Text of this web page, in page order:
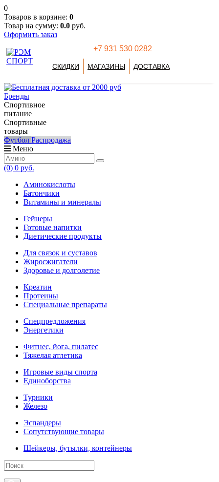
0
Товаров в корзине: 0
Товар на сумму: 0.0 руб.
Оформить заказ
+7 931 530 0282
СКИДКИ МАГАЗИНЫ ДОСТАВКА
Бренды
Спортивное
питание
Спортивные
товары
Футбол Распродажа
Меню
(0) 0 руб.
Аминокислоты
Батончики
Витамины и минералы
Гейнеры
Готовые напитки
Диетические продукты
Для связок и суставов
Жиросжигатели
Здоровье и долголетие
Креатин
Протеины
Специальные препараты
Спецпредложения
Энергетики
Фитнес, йога, пилатес
Тяжелая атлетика
Игровые виды спорта
Единоборства
Турники
Железо
Эспандеры
Сопутствующие товары
Шейкеры, бутылки, контейнеры